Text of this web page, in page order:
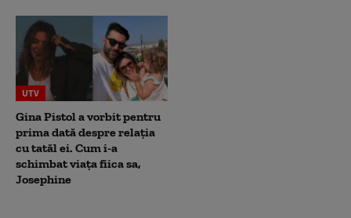
UTV
Gina Pistol a vorbit pentru
prima dată despre relația
cu tatăl ei. Cum i-a
schimbat viața fiica sa,
Josephine